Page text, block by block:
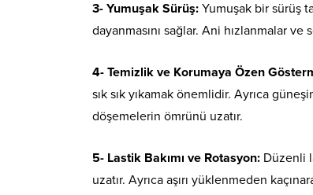
3- Yumuşak Sürüş: Yumuşak bir sürüş
dayanmasını sağlar. Ani hızlanmalar ve
4- Temizlik ve Korumaya Özen
sık sık yıkamak önemlidir. Ayrıca
döşemelerin ömrünü uzatır.
5- Lastik Bakımı ve Rotasyon: Düzenli
uzatır. Ayrıca aşırı yüklenmeden